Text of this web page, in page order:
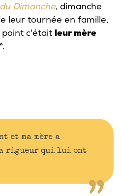
Dimanche, dimanche
leur tournée en famille,
point c'était leur mère
.
et ma mère a
rigueur qui lui ont